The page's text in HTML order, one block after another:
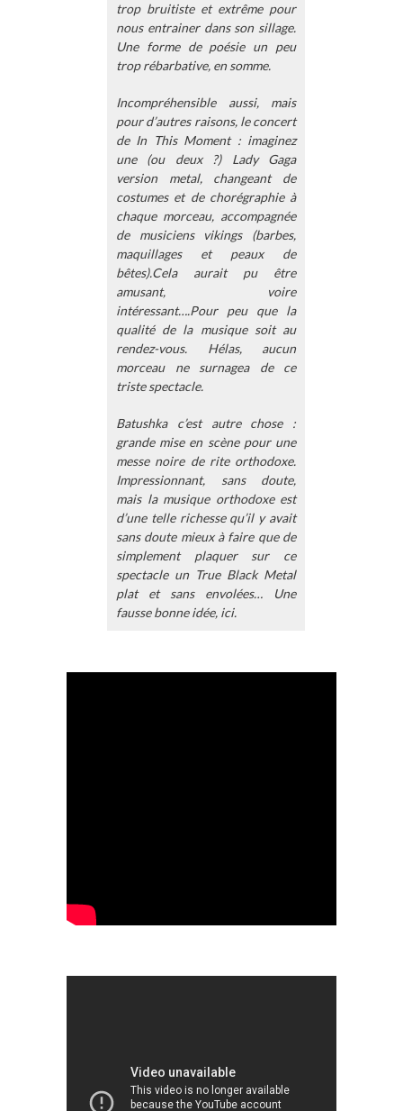
trop bruitiste et extrême pour
nous entrainer dans son sillage.
Une forme de poésie un peu
trop rébarbative, en somme.
Incompréhensible aussi, mais
pour d’autres raisons, le concert
de In This Moment : imaginez
une (ou deux ?) Lady Gaga
version metal, changeant de
costumes et de chorégraphie à
chaque morceau, accompagnée
de musiciens vikings (barbes,
maquillages et peaux de
bêtes).Cela aurait pu être
amusant, voire
intéressant….Pour peu que la
qualité de la musique soit au
rendez-vous. Hélas, aucun
morceau ne surnagea de ce
triste spectacle.
Batushka c’est autre chose :
grande mise en scène pour une
messe noire de rite orthodoxe.
Impressionnant, sans doute,
mais la musique orthodoxe est
d’une telle richesse qu’il y avait
sans doute mieux à faire que de
simplement plaquer sur ce
spectacle un True Black Metal
plat et sans envolées… Une
fausse bonne idée, ici.